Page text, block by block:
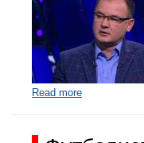
Read more